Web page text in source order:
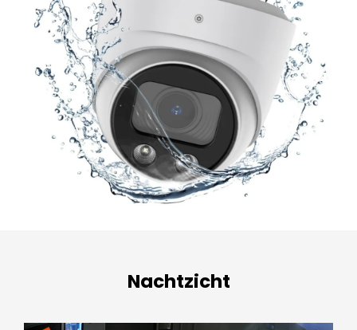
Nachtzicht